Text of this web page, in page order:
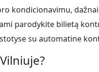
kondicionavimu,
parodykite bilietą
su automatine